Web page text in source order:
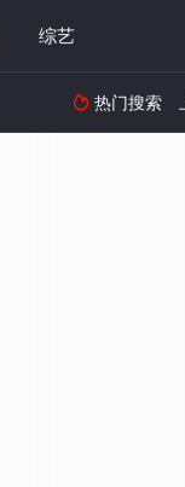
综艺
 热门搜索